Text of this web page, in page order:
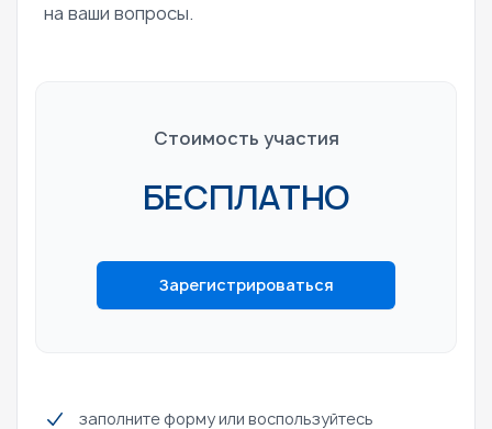
на ваши вопросы.
Стоимость участия
БЕСПЛАТНО
Зарегистрироваться
заполните форму или воспользуйтесь